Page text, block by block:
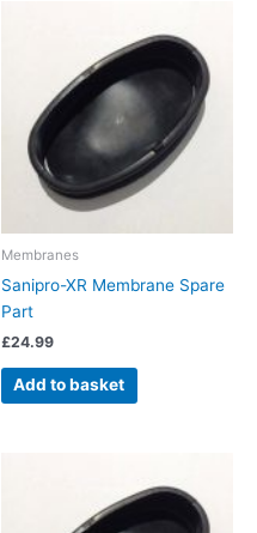
Membranes
Sanipro-XR Membrane Spare
Part
£24.99
Add to basket